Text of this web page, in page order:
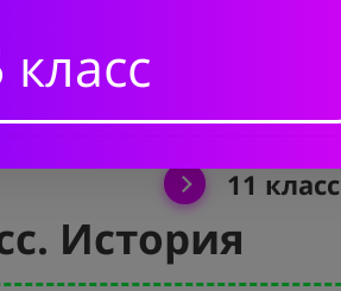
11 класс
История
класс